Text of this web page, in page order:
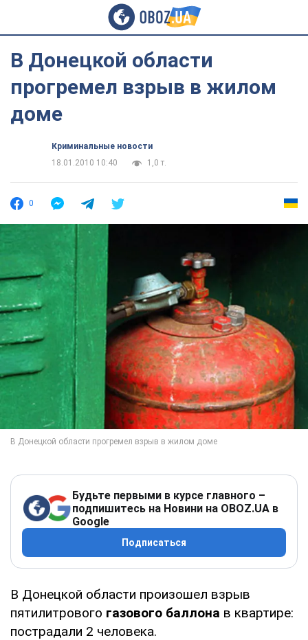
В Донецкой области
прогремел взрыв в жилом
доме
Криминальные новости
18.01.2010 10:40
1,0 т.
0
Будьте первыми в курсе главного –
подпишитесь на Новини на OBOZ.UA в
Google
Подписаться
В Донецкой области произошел взрыв
пятилитрового газового баллона в квартире:
пострадали 2 человека.